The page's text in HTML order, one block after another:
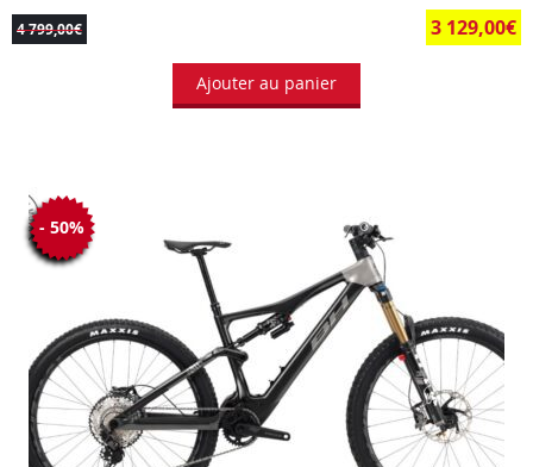
4 799,00€ 3 129,00€
Ajouter au panier
- 50%